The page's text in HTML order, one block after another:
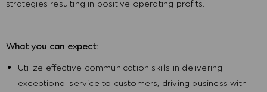
strategies resulting in positive operating profits.
What you can expect:
Utilize effective communication skills in delivering
exceptional service to customers, driving business with